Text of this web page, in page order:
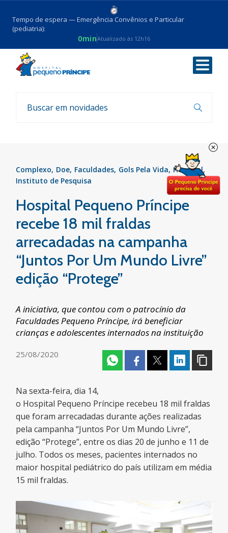
Tempo de espera — Emergência Convênios e Particular
(pediatria):
0minAtualizado às 12h16
Voltar
Notícias
Complexo Doe Faculdades Gols Pela Vida Hospital
Instituto de Pesquisa
Hospital Pequeno Príncipe
recebe 18 mil fraldas
arrecadadas na campanha
“Juntos Por Um Mundo Livre”
edição “Protege”
A iniciativa, que contou com o patrocínio da
Faculdades Pequeno Príncipe, irá beneficiar
crianças e adolescentes internados na instituição
25/08/2020
Na sexta-feira, dia 14,
o Hospital Pequeno Príncipe recebeu 18 mil fraldas
que foram arrecadadas durante ações realizadas
pela campanha “Juntos Por Um Mundo Livre”,
edição “Protege”, entre os dias 20 de junho e 11 de
julho. Todos os meses, pacientes internados no
maior hospital pediátrico do país utilizam em média
15 mil fraldas.